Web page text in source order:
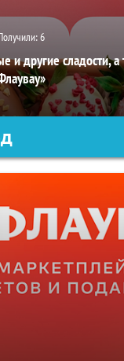
6
и другие сладости,